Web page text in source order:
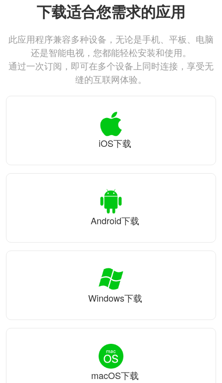
下载适合您需求的应用
此应用程序兼容多种设备，无论是手机、平板、电脑
还是智能电视，您都能轻松安装和使用。
通过一次订阅，即可在多个设备上同时连接，享受无
缝的互联网体验。
iOS下载
Android下载
Windows下载
macOS下载